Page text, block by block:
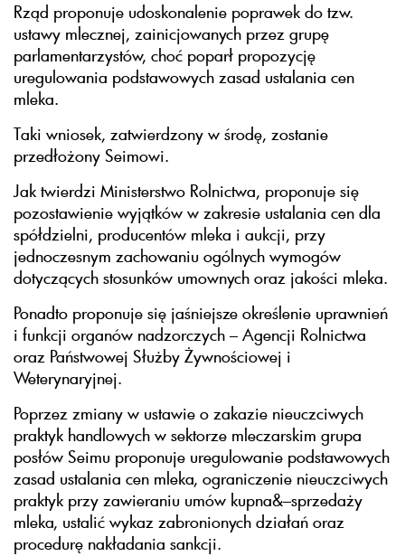
Rząd proponuje udoskonalenie poprawek do tzw.
ustawy mlecznej, zainicjowanych przez grupę
parlamentarzystów, choć poparł propozycję
uregulowania podstawowych zasad ustalania cen
mleka.
Taki wniosek, zatwierdzony w środę, zostanie
przedłożony Seimowi.
Jak twierdzi Ministerstwo Rolnictwa, proponuje się
pozostawienie wyjątków w zakresie ustalania cen dla
spółdzielni, producentów mleka i aukcji, przy
jednoczesnym zachowaniu ogólnych wymogów
dotyczących stosunków umownych oraz jakości mleka.
Ponadto proponuje się jaśniejsze określenie uprawnień
i funkcji organów nadzorczych – Agencji Rolnictwa
oraz Państwowej Służby Żywnościowej i
Weterynaryjnej.
Poprzez zmiany w ustawie o zakazie nieuczciwych
praktyk handlowych w sektorze mleczarskim grupa
posłów Seimu proponuje uregulowanie podstawowych
zasad ustalania cen mleka, ograniczenie nieuczciwych
praktyk przy zawieraniu umów kupna&–sprzedaży
mleka, ustalić wykaz zabronionych działań oraz
procedurę nakładania sankcji.